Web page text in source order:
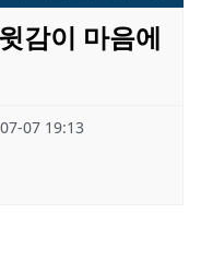
감이 마음에
07 19:13